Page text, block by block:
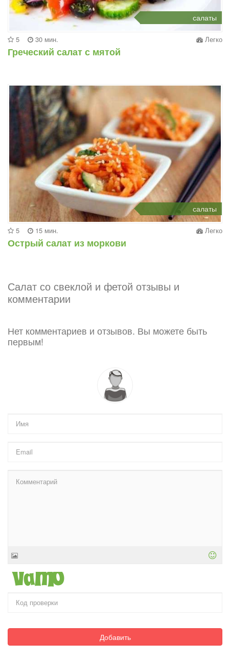
салаты
5 30 мин. Легко
Греческий салат с мятой
салаты
5 15 мин. Легко
Острый салат из моркови
Салат со свеклой и фетой отзывы и
комментарии
Нет комментариев и отзывов. Вы можете быть
первым!
Добавить